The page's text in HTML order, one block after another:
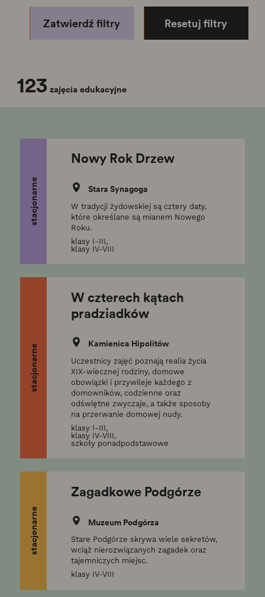
Zatwierdź filtry Resetuj filtry
123 zajęcia edukacyjne
stacjonarne
Nowy Rok Drzew
Stara Synagoga
W tradycji żydowskiej są cztery daty,
które określane są mianem Nowego
Roku.
klasy I-III,
klasy IV-VIII
stacjonarne
W czterech kątach
pradziadków
Kamienica Hipolitów
Uczestnicy zajęć poznają realia życia
XIX-wiecznej rodziny, domowe
obowiązki i przywileje każdego z
domowników, codzienne oraz
odświętne zwyczaje, a także sposoby
na przerwanie domowej nudy.
klasy I-III,
klasy IV-VIII,
szkoły ponadpodstawowe
stacjonarne
Zagadkowe Podgórze
Muzeum Podgórza
Stare Podgórze skrywa wiele sekretów,
wciąż nierozwiązanych zagadek oraz
tajemniczych miejsc.
klasy IV-VIII